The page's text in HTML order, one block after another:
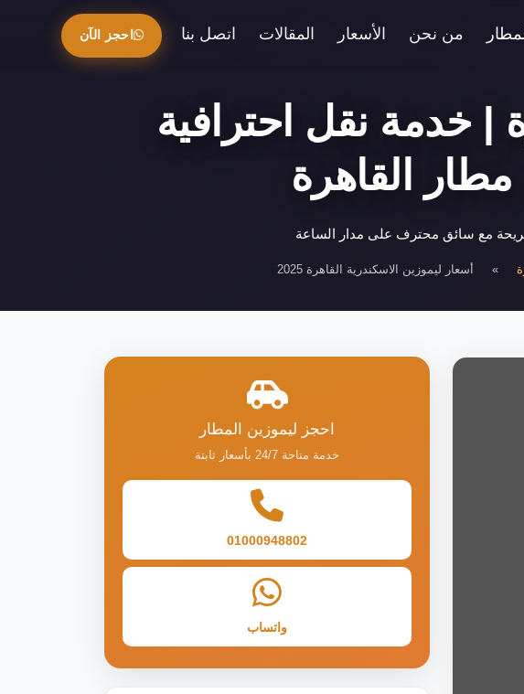
من نحن الأسعار المقالات اتصل بنا احجز الآن
| خدمة نقل احترافية
القاهرة
مع سائق محترف على مدار الساعة
» أسعار ليموزين الاسكندرية القاهرة 2025
احجز ليموزين المطار
خدمة متاحة 24/7 بأسعار ثابتة
01000948802
واتساب